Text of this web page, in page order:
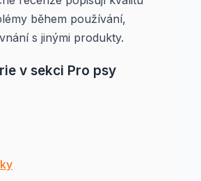
během používání,
s jinými produkty.
v sekci Pro psy